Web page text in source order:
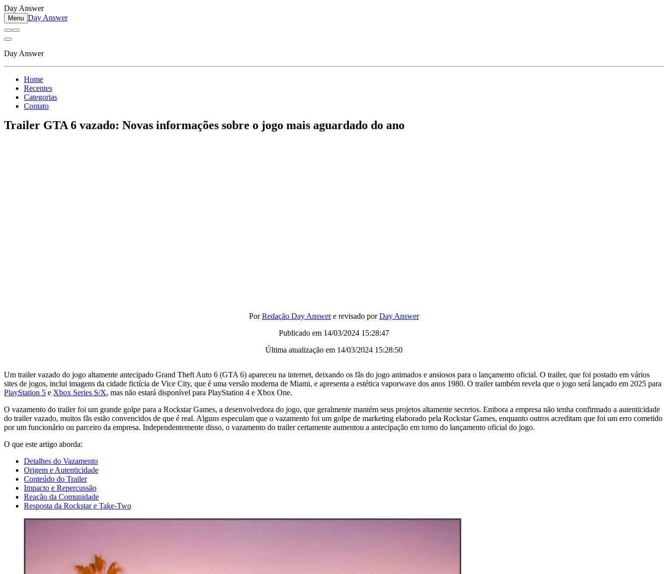
Day Answer
Menu Day Answer
Day Answer
Home
Recentes
Categorias
Contato
Trailer GTA 6 vazado: Novas informações sobre o jogo mais aguardado do ano
PorRedação Day Answere revisado porDay Answer
Publicado em 14/03/2024 15:28:47
Última atualização em 14/03/2024 15:28:50
Um trailer vazado do jogo altamente antecipado Grand Theft Auto 6 (GTA 6) apareceu na internet, deixando os fãs do jogo animados e ansiosos para o lançamento oficial. O trailer, que foi postado em vários
sites de jogos, inclui imagens da cidade fictícia de Vice City, que é uma versão moderna de Miami, e apresenta a estética vaporwave dos anos 1980. O trailer também revela que o jogo será lançado em 2025 para
PlayStation 5 e Xbox Series S/X, mas não estará disponível para PlayStation 4 e Xbox One.
O vazamento do trailer foi um grande golpe para a Rockstar Games, a desenvolvedora do jogo, que geralmente mantém seus projetos altamente secretos. Embora a empresa não tenha confirmado a autenticidade
do trailer vazado, muitos fãs estão convencidos de que é real. Alguns especulam que o vazamento foi um golpe de marketing elaborado pela Rockstar Games, enquanto outros acreditam que foi um erro cometido
por um funcionário ou parceiro da empresa. Independentemente disso, o vazamento do trailer certamente aumentou a antecipação em torno do lançamento oficial do jogo.
O que este artigo aborda:
Detalhes do Vazamento
Origem e Autenticidade
Conteúdo do Trailer
Impacto e Repercussão
Reação da Comunidade
Resposta da Rockstar e Take-Two